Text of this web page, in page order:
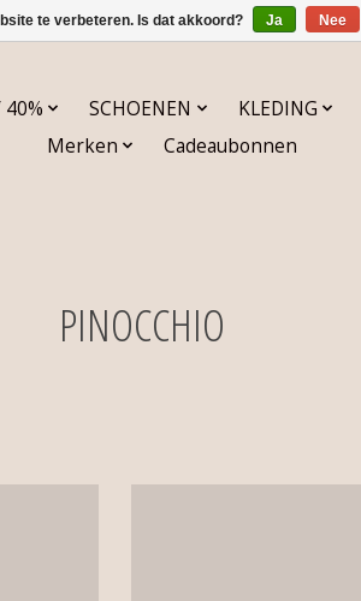
40% SCHOENEN KLEDING
Merken
Cadeaubonnen
PINOCCHIO
te verbeteren. Is dat akkoord? Ja Nee